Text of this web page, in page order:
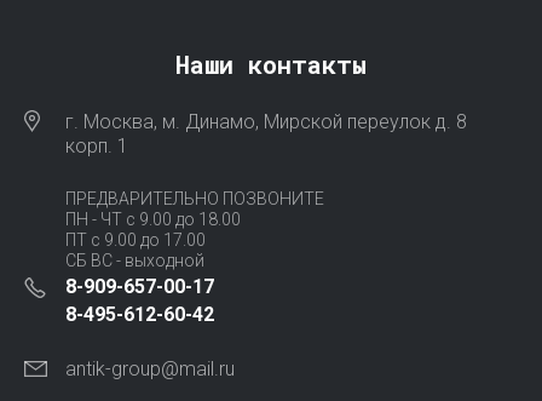
Наши контакты
г. Москва, м. Динамо, Мирской переулок д. 8
корп. 1
ПРЕДВАРИТЕЛЬНО ПОЗВОНИТЕ
ПН - ЧТ с 9.00 до 18.00
ПТ с 9.00 до 17.00
СБ ВС - выходной
8-909-657-00-17
8-495-612-60-42
antik-group@mail.ru